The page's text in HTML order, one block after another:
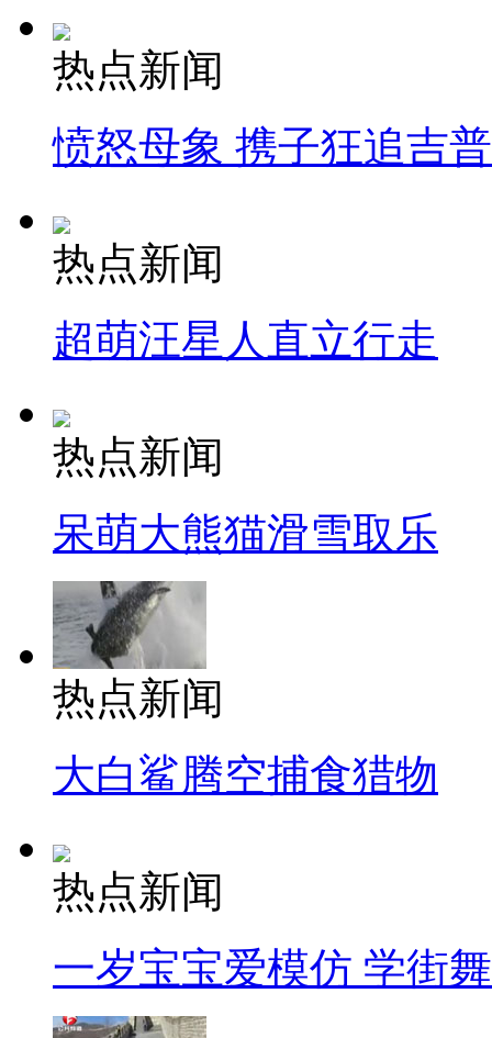
热点新闻
愤怒母象 携子狂追吉
热点新闻
超萌汪星人直立行走
热点新闻
呆萌大熊猫滑雪取乐
热点新闻
大白鲨腾空捕食猎物
热点新闻
一岁宝宝爱模仿 学街